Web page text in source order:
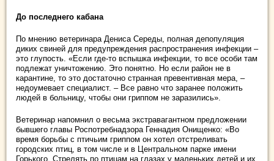
До последнего кабана
По мнению ветеринара Дениса Середы, полная депопуляция
диких свиней для предупреждения распространения инфекции –
это глупость. «Если где-то вспышка инфекции, то все особи там
подлежат уничтожению. Это понятно. Но если район не в
карантине, то это достаточно странная превентивная мера, –
недоумевает специалист. – Все равно что заранее положить
людей в больницу, чтобы они гриппом не заразились».
Ветеринар напомнил о весьма экстравагантном предложении
бывшего главы Роспотребнадзора Геннадия Онищенко: «Во
время борьбы с птичьим гриппом он хотел отстреливать
городских птиц, в том числе и в Центральном парке имени
Горького. Стрелять по птицам на глазах у маленьких детей и их